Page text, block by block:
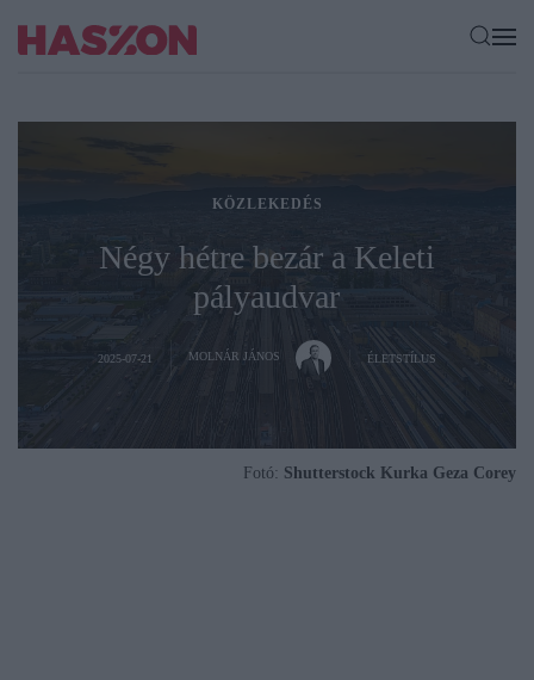
KÖZLEKEDÉS
Négy hétre bezár a Keleti
pályaudvar
2025-07-21 MOLNÁR JÁNOS ÉLETSTÍLUS
Fotó: Shutterstock Kurka Geza Corey